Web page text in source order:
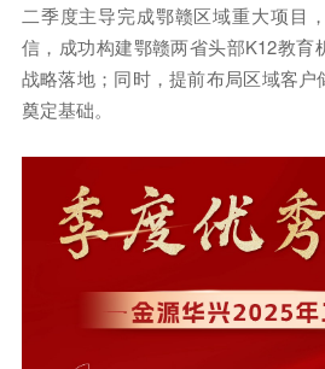
二季度主导完成鄂赣区域重大项目
信，成功构建鄂赣两省头部K12教育
战略落地；同时，提前布局区域客户
奠定基础。